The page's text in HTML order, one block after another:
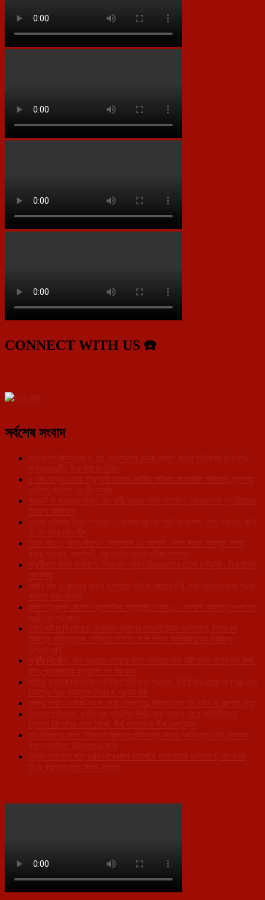
CONNECT WITH US ☎️
সর্বশেষ সংবাদ
আগরতলা বিমানবন্দর ও দুই রেলস্টেশন থেকে অ্যাপ-ক্যাব পরিষেবার উদ্যোগ,
পরিবহনমন্ত্রীর উচ্চপর্যায়ের বৈঠক
৫ সেপ্টেম্বর থেকে ত্রিপুরায় বিশেষ ভোটার তালিকা সংশোধন অভিযান, চূড়ান্ত
তালিকা প্রকাশ ২৩ ডিসেম্বর
যানজট ও জবরদখলমুক্ত রাজধানী গড়তে কড়া পদক্ষেপ, আগরতলায় পুর নিগমের
উচ্ছেদ অভিযান
রেনুকা চাকমার অকাল প্রয়াণে শোকস্তব্ধ সাংস্কৃতিক অঙ্গন, শেষ শ্রদ্ধায় জুনি
রং ঢং কালচারাল টিম
‘দেশ বাঁচাও, মানুষ বাঁচাও’ স্লোগানে ১০ আগস্ট ‘জেল ভরো’ কর্মসূচি সফল
করার আহ্বান, বামপন্থী চার সংগঠনের সাংবাদিক সম্মেলন
স্বাধীনতা দিবস উপলক্ষে সিমান্তে পুলিশ-বিএসএফের যৌথ পেট্রলিং, নিরাপত্তা
জোরদার
গবাদি পশু ও বানরের অবাধ উৎপাতে অতিষ্ঠ খোয়াইবাসী, পশু আশ্রয়কেন্দ্র গড়ার
দাবিতে সরব জনতা
দক্ষিণ ত্রিপুরা জেলায় প্রশাসনিক প্রস্তুতি বৈঠক: ১২ আগস্ট আসছেন পঞ্চায়েত
মন্ত্রী কিশোর বর্মণ
গৌরাঙ্গটিলা বিদ্যালয়ে এলপিজি গ্যাসের পাসবই চুরির অভিযোগ, শিক্ষকের
বিরুদ্ধে দৃষ্টান্তমূলক শাস্তির দাবিতে জেলা শিক্ষা আধিকারিকের দ্বারস্থ
এসএফআই
স্বামী নিখোঁজ, সাত বছরের মেয়েকে নিয়ে অসহায় দিন কাটাচ্ছেন কলাছড়ার রুমা
দাস, প্রশাসনের হস্তক্ষেপের আবেদন
থাইবুং বাজারে বিজেপির প্রতিবাদ মিছিল ও পথসভা, সিপিআইএমের অপপ্রচারের
বিরুদ্ধে সরব প্রাক্তন বিধায়ক শঙ্কর রায়
খেজুর বাগান এলাকা থেকে চোর গ্রেফতার, উদ্ধার স্বর্ণের চেইন ও রুপোর নূপুর
আসন্ন পৌরসভা ও ভিলেজ কাউন্সিল নির্বাচনকে সামনে রেখে নয়াদিল্লিতে
ত্রিপুরা বিজেপির মেগা বৈঠক, দীর্ঘ আলোচনা শীর্ষ নেতৃত্বের
সাংবাদিকদের সঙ্গে সৌজন্য সাক্ষাতে বাইখোড়া থানার নবনিযুক্ত ওসি, অপরাধ
দমনে সমন্বিত উদ্যোগের বার্তা
ডুম্বুর জলাশয়ে মাছ ধরার নিষেধাজ্ঞা কার্যকরে গাফিলতির অভিযোগ, নজরদারি
নিয়ে প্রশ্নের মুখে মৎস্য দপ্তর